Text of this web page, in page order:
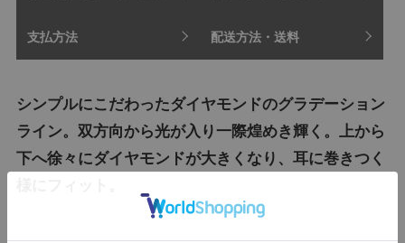
支払方法 配送方法・送料
シンプルにこだわったダイヤモンドのグラデーション
ライン。双方向から光が入り一際煌めき輝く。上から
下へ徐々にダイヤモンドが大きくなり、耳に巻きつく